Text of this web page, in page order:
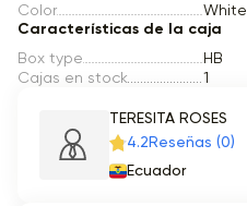
Color
White
Características de la caja
Box type
HB
Cajas en stock
1
TERESITA ROSES
4.2 Reseñas (0)
Ecuador